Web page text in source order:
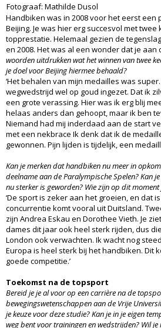
Fotograaf: Mathilde Dusol
Handbiken was in 2008 voor het eerst een
Beijing. Je was hier erg succesvol met
topprestatie. Helemaal gezien de
en 2008. Het was al een wonder dat je aan
woorden uitdrukken wat het winnen van twee
je doel voor Beijing hiermee behaald?
‘Het behalen van mijn medailles was
wegwedstrijd wel op goud ingezet. Dat ik
een grote verassing. Hier was ik erg blij
helaas anders dan gehoopt, maar ik ben
Niemand had mij inderdaad aan de start
met een nekbrace Ik denk dat ik de
gewonnen. Pijn lijden is tijdelijk, een
Kan je merken dat handbiken nu meer in
deelname aan de Paralympische Spelen? Kan
nu sterker is geworden? Wie zijn op dit
‘De sport is zeker aan het groeien, en dat
concurrentie komt vooral uit Duitsland.
zijn Andrea Eskau en Dorothee Vieth. Je
dames dit jaar ook heel sterk rijden, dus
London ook verwachten. Ik wacht nog
Europa is heel sterk bij het handbiken. Dit
goede competitie.’
Toekomst na de topsport
Bereid je je al voor op een carrière na de
bewegingswetenschappen aan de Vrije
je keuze voor deze studie? Kan je in je eigen
weg bent voor trainingen en wedstrijden? Wil